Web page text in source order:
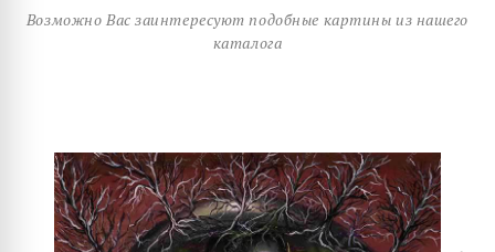
Возможно Вас заинтересуют подобные картины из нашего
каталога